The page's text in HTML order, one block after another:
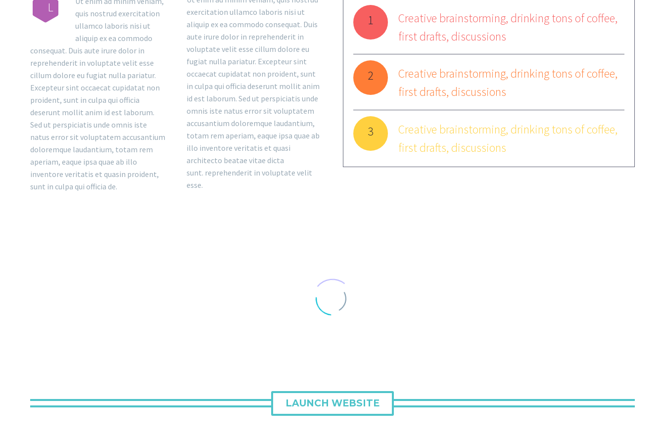
L
quis nostrud exercitation
ullamco laboris nisi ut
aliquip ex ea commodo
consequat. Duis aute irure dolor in
reprehenderit in voluptate velit esse
cillum dolore eu fugiat nulla pariatur.
Excepteur sint occaecat cupidatat non
proident, sunt in culpa qui officia
deserunt mollit anim id est laborum.
Sed ut perspiciatis unde omnis iste
natus error sit voluptatem accusantium
doloremque laudantium, totam rem
aperiam, eaque ipsa quae ab illo
inventore veritatis et quasin proident,
sunt in culpa qui officia de.
exercitation ullamco laboris nisi ut
aliquip ex ea commodo consequat. Duis
aute irure dolor in reprehenderit in
voluptate velit esse cillum dolore eu
fugiat nulla pariatur. Excepteur sint
occaecat cupidatat non proident, sunt
in culpa qui officia deserunt mollit anim
id est laborum. Sed ut perspiciatis unde
omnis iste natus error sit voluptatem
accusantium doloremque laudantium,
totam rem aperiam, eaque ipsa quae ab
illo inventore veritatis et quasi
architecto beatae vitae dicta
sunt. reprehenderit in voluptate velit
esse.
1
Creative brainstorming, drinking tons of coffee,
first drafts, discussions
2
Creative brainstorming, drinking tons of coffee,
first drafts, discussions
3
Creative brainstorming, drinking tons of coffee,
first drafts, discussions
LAUNCH WEBSITE